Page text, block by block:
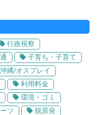
行政視察
子育ち・子育て
沖縄/オスプレイ
利用料金
環境・ゴミ
ツ
脱原発